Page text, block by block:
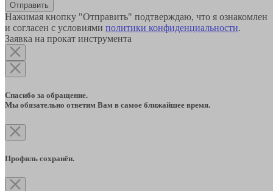
Отправить
Нажимая кнопку "Отправить" подтверждаю, что я ознакомлен
и согласен с условиями политики конфиденциальности.
Заявка на прокат инструмента
Спасибо за обращение.
Мы обязательно ответим Вам в самое ближайшее время.
Профиль сохранён.